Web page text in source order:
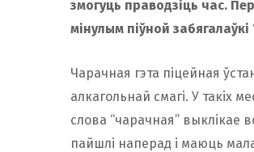
змогуць праводзіць час.
мінулым піўной забягалаўкі
Чарачная гэта піцейная
алкагольнай смагі. У такіх
слова “чарачная” выклікае
пайшлі наперад і маюць